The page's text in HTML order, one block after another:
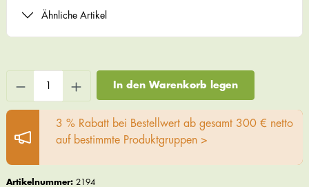
Ähnliche Artikel
In den Warenkorb legen
3 % Rabatt bei Bestellwert ab gesamt 300 € netto
auf bestimmte Produktgruppen >
Artikelnummer: 2194